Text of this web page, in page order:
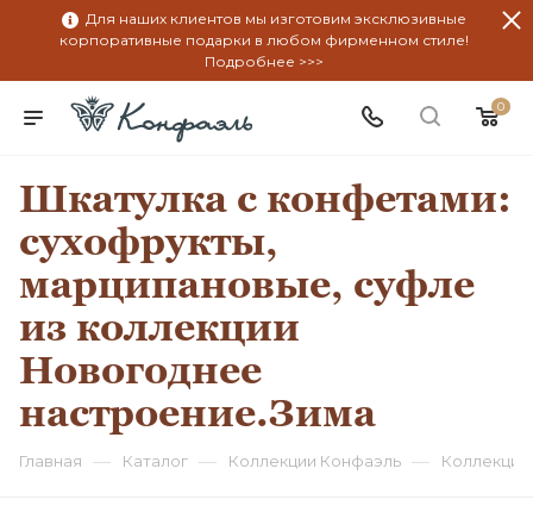
Для наших клиентов мы изготовим эксклюзивные
корпоративные подарки в любом фирменном стиле!
Подробнее >>>
0
Шкатулка с конфетами:
сухофрукты,
марципановые, суфле
из коллекции
Новогоднее
настроение.Зима
Главная — Каталог — Коллекции Конфаэль —